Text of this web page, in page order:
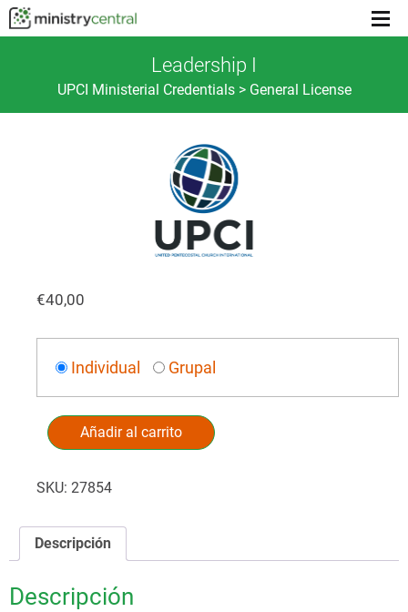
Menu
Leadership I
UPCI Ministerial Credentials > General License
€40,00
Individual Grupal
Añadir al carrito
SKU: 27854
Descripción
Descripción